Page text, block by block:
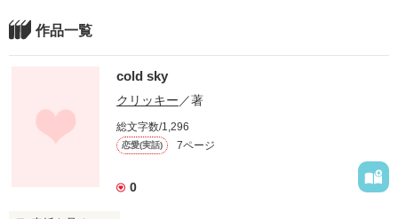
作品一覧
cold sky
クリッキー ／著
総文字数/1,296
恋愛(実話) 7ページ
0